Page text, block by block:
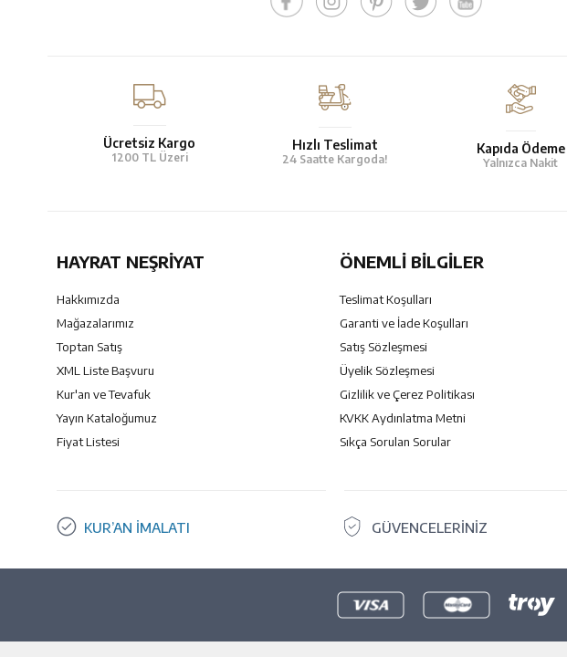
Ücretsiz Kargo
1200 TL Üzeri
Hızlı Teslimat
24 Saatte Kargoda!
Kapıda Ödeme
Yalnızca Nakit
HAYRAT NEŞRIYAT
Hakkımızda
Mağazalarımız
Toptan Satış
XML Liste Başvuru
Kur'an ve Tevafuk
Yayın Kataloğumuz
Fiyat Listesi
ÖNEMLI BILGILER
Teslimat Koşulları
Garanti ve İade Koşulları
Satış Sözleşmesi
Üyelik Sözleşmesi
Gizlilik ve Çerez Politikası
KVKK Aydınlatma Metni
Sıkça Sorulan Sorular
KUR’AN İMALATI GÜVENCELERİNİZ